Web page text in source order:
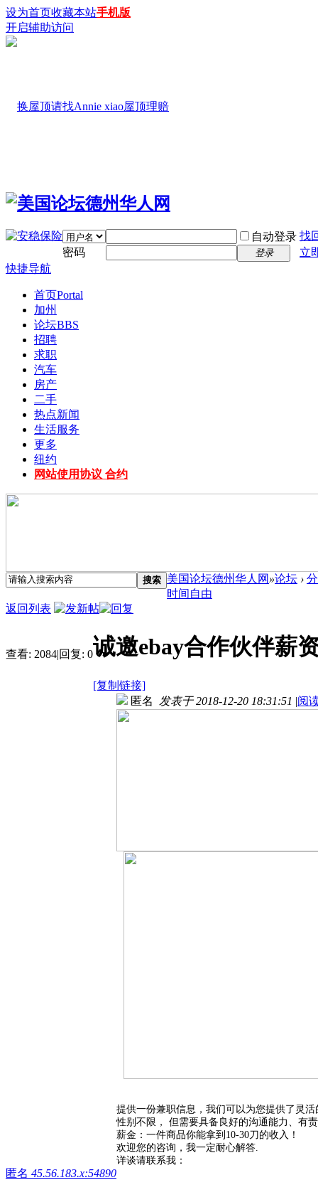
设为首页收藏本站手机版
开启辅助访问
自动登录 找
密码
登录
立
快捷导航
首页Portal
加州
论坛BBS
招聘
求职
汽车
房产
二手
热点新闻
生活服务
更多
纽约
网站使用协议 合约
搜索 美国论坛德州华人网 »论坛 ›
时间自由
返回列表
查看: 2084|回复: 0诚邀ebay合作伙伴薪
[复制链接]
匿名 45.56.183.x:54890
匿名 发表于 2018-12-20 18:31:51 |阅
提供一份兼职信息，我们可以为您提供了灵活
性别不限， 但需要具备良好的沟通能力、有
薪金：一件商品你能拿到10-30刀的收入！
欢迎您的咨询，我一定耐心解答.
详谈请联系我：